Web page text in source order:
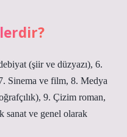
(şiir ve düzyazı), 6.
Sinema ve film, 8. Medya
9. Çizim roman,
sanat ve genel olarak